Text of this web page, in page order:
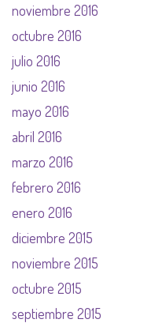
noviembre 2016
octubre 2016
julio 2016
junio 2016
mayo 2016
abril 2016
marzo 2016
febrero 2016
enero 2016
diciembre 2015
noviembre 2015
octubre 2015
septiembre 2015